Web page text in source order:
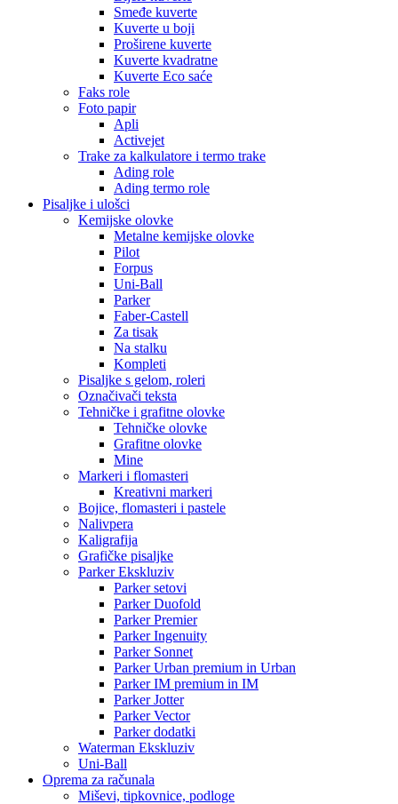
Smeđe kuverte
Kuverte u boji
Proširene kuverte
Kuverte kvadratne
Kuverte Eco saće
Faks role
Foto papir
Apli
Activejet
Trake za kalkulatore i termo trake
Ading role
Ading termo role
Pisaljke i ulošci
Kemijske olovke
Metalne kemijske olovke
Pilot
Forpus
Uni-Ball
Parker
Faber-Castell
Za tisak
Na stalku
Kompleti
Pisaljke s gelom, roleri
Označivači teksta
Tehničke i grafitne olovke
Tehničke olovke
Grafitne olovke
Mine
Markeri i flomasteri
Kreativni markeri
Bojice, flomasteri i pastele
Nalivpera
Kaligrafija
Grafičke pisaljke
Parker Ekskluziv
Parker setovi
Parker Duofold
Parker Premier
Parker Ingenuity
Parker Sonnet
Parker Urban premium in Urban
Parker IM premium in IM
Parker Jotter
Parker Vector
Parker dodatki
Waterman Ekskluziv
Uni-Ball
Oprema za računala
Miševi, tipkovnice, podloge